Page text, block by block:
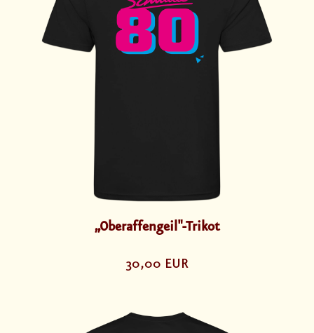
„Oberaffengeil"-Trikot
30,00 EUR